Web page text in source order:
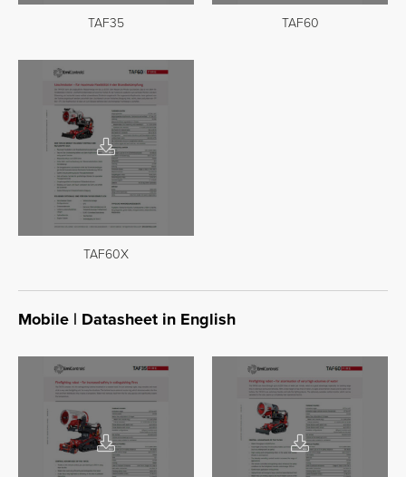
TAF35 TAF60
TAF60X
Mobile | Datasheet in English